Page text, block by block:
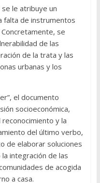
le atribuye un
falta de instrumentos
se
de las
de la trata y las
urbanas y los
el documento
socioeconómica,
y la
del último verbo,
de elaborar soluciones
integración de las
de acogida
a casa.